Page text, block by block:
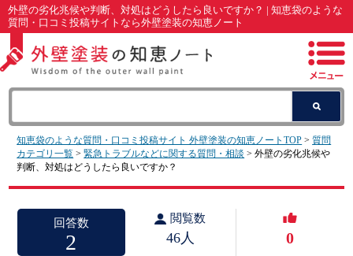
外壁の劣化兆候や判断、対処はどうしたら良いですか？ | 知恵袋のような
質問・口コミ投稿サイトなら外壁塗装の知恵ノート
知恵袋のような質問・口コミ投稿サイト 外壁塗装の知恵ノートTOP >質問
カテゴリ一覧 >緊急トラブルなどに関する質問・相談 > 外壁の劣化兆候や
判断、対処はどうしたら良いですか？
回答数
2
閲覧数
46人 0